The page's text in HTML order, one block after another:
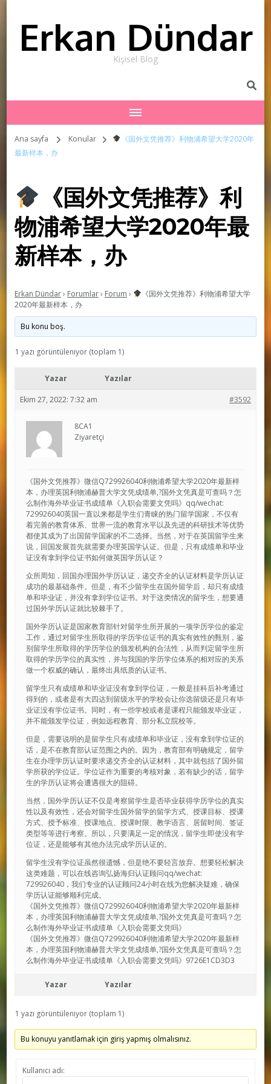
Erkan Dündar
Kişisel Blog
Ana sayfa Konular
《国外文凭推荐》利物浦希望大学2020年
最新样本，办
《国外文凭推荐》利
物浦希望大学2020年最
新样本，办
Erkan Dündar› Forumlar› Forum ›
《国外文凭推荐》利物浦希望大学
2020年最新样本，办
Bu konu boş.
1 yazı görüntüleniyor (toplam 1)
Yazar Yazılar
Ekim 27, 2022: 7:32 am #3592
8CA1
Ziyaretçi
《国外文凭推荐》微信Q729926040利物浦希望大学2020年最新样
本，办理英国利物浦赫普大学文凭成绩单,?国外文凭真是可查吗？怎
么制作海外毕业证书成绩单《入职会需要文凭吗》qq/wechat:
729926040英国一直以来都是学生们青睐的热门留学国家，不仅有
着完善的教育体系、世界一流的教育水平以及先进的科研技术等优势
都使其成为了出国留学国家的不二选择。当然，对于在英国留学生来
说，回国发展首先就需要办理英国学认证。但是，只有成绩单和毕业
证没有拿到学位证书如何做英国学历认证？
众所周知，回国办理国外学历认证，递交齐全的认证材料是学历认证
成功的最基础条件。但是，有不少留学生在国外留学后，却只有成绩
单和毕业证，并没有拿到学位证书。对于这类情况的留学生，想要通
过国外学历认证就比较棘手了。
国外学历认证是国家教育部针对留学生所开展的一项学历学位的鉴定
工作，通过对留学生所取得的学历学位证书的真实有效性的甄别，鉴
别留学生所取得的学历学位的颁发机构的合法性，从而判定留学生所
取得的学历学位的真实性，并与我国的学历学位体系的相对应的关系
做一个权威的确认，最终出具纸质的认证书。
留学生只有成绩单和毕业证没有拿到学位证，一般是挂科后补考通过
得到的，或者是有大四达到留级水平的学校会让你选留级还是只有毕
业证没有学位证书。同时，有一些学校或者是课程只能颁发毕业证，
并不能颁发学位证，例如远程教育、部分私立院校等。
但是，需要说明的是留学生只有成绩单和毕业证，没有拿到学位证的
话，是不在教育部认证范围之内的。因为，教育部有明确规定，留学
生在办理学历认证时要求递交齐全的认证材料，其中就包括了国外留
学所获的学位证。学位证作为重要的考核对象，若有缺少的话，留学
生的学历认证将会遭遇很大的阻碍。
当然，国外学历认证不仅是考察留学生是否毕业获得学历学位的真实
性以及有效性，还会对留学生国外留学的留学方式、授课目标、授课
方式、授予标准、授课地点、授课时限、教学语言、居留时间、签证
类型等等进行考察。所以，只要满足一定的情况，留学生即使没有学
位证，还是能够有其他办法完成学历认证的。
留学生没有学位证虽然很遗憾，但是绝不要轻言放弃。想要轻松解决
这类难题，可以在线咨询弘扬海归认证顾问qq/wechat:
729926040，我们专业的认证顾问24小时在线为您解决疑难，确保
学历认证能够顺利完成。
《国外文凭推荐》微信Q729926040利物浦希望大学2020年最新样
本，办理英国利物浦赫普大学文凭成绩单,?国外文凭真是可查吗？怎
么制作海外毕业证书成绩单《入职会需要文凭吗》
《国外文凭推荐》微信Q729926040利物浦希望大学2020年最新样
本，办理英国利物浦赫普大学文凭成绩单,?国外文凭真是可查吗？怎
么制作海外毕业证书成绩单《入职会需要文凭吗》9726E1CD3D3
Yazar Yazılar
1 yazı görüntüleniyor (toplam 1)
Bu konuyu yanıtlamak için giriş yapmış olmalısınız.
Kullanıcı adı: